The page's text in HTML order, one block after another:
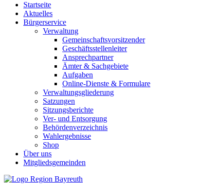
Startseite
Aktuelles
Bürgerservice
Verwaltung
Gemeinschaftsvorsitzender
Geschäftsstellenleiter
Ansprechpartner
Ämter & Sachgebiete
Aufgaben
Online-Dienste & Formulare
Verwaltungsgliederung
Satzungen
Sitzungsberichte
Ver- und Entsorgung
Behördenverzeichnis
Wahlergebnisse
Shop
Über uns
Mitgliedsgemeinden